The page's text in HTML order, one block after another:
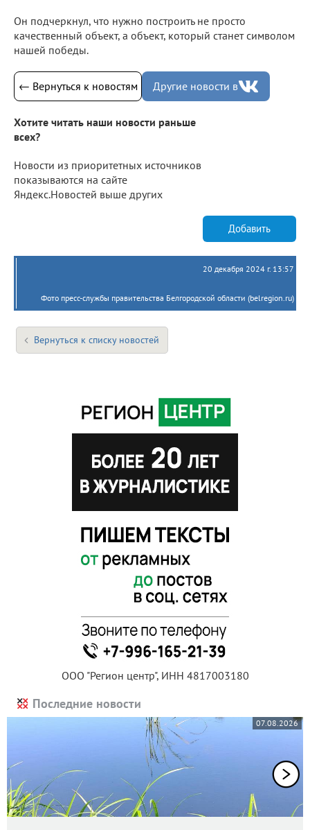
Он подчеркнул, что нужно построить не просто
качественный объект, а объект, который станет символом
нашей победы.
← Вернуться к новостям Другие новости в
Хотите читать наши новости раньше
всех?
Новости из приоритетных источников
показываются на сайте
Яндекс.Новостей выше других
Добавить
20 декабря 2024 г. 13:57
Фото пресс-службы правительства Белгородской области (belregion.ru)
Вернуться к списку новостей
ООО "Регион центр", ИНН 4817003180
Последние новости
07.08.2026